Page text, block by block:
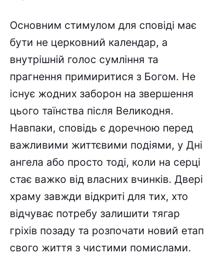
Основним стимулом для сповіді має
бути не церковний календар, а
внутрішній голос сумління та
прагнення примиритися з Богом. Не
існує жодних заборон на звершення
цього таїнства після Великодня.
Навпаки, сповідь є доречною перед
важливими життєвими подіями, у Дні
ангела або просто тоді, коли на серці
стає важко від власних вчинків. Двері
храму завжди відкриті для тих, хто
відчуває потребу залишити тягар
гріхів позаду та розпочати новий етап
свого життя з чистими помислами.